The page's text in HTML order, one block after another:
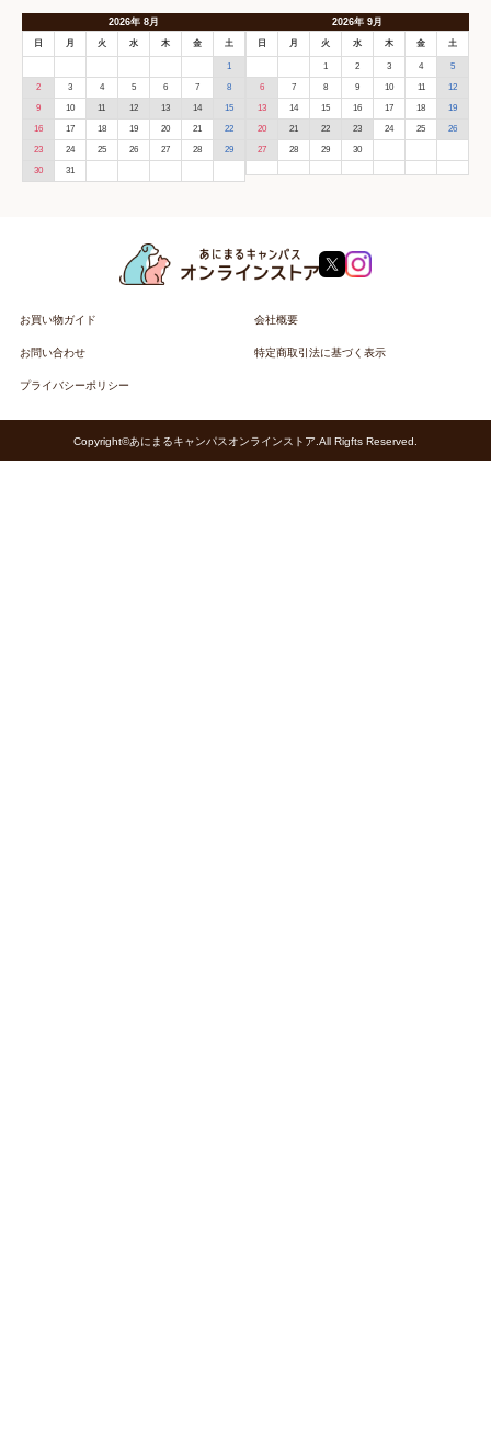
2026年 8月
日 月 火 水 木 金 土
1
2 3 4 5 6 7 8
9 10 11 12 13 14 15
16 17 18 19 20 21 22
23 24 25 26 27 28 29
30 31
2026年9月
日 月 火 水 木 金 土
1 2 3 4 5
6 7 8 9 10 11 12
13 14 15 16 17 18 19
20 21 22 23 24 25 26
27 28 29 30
お買い物ガイド 会社概要
お問い合わせ 特定商取引法に基づく表示
プライバシーポリシー
Copyright©あにまるキャンパスオンラインストア.All Rigfts Reserved.